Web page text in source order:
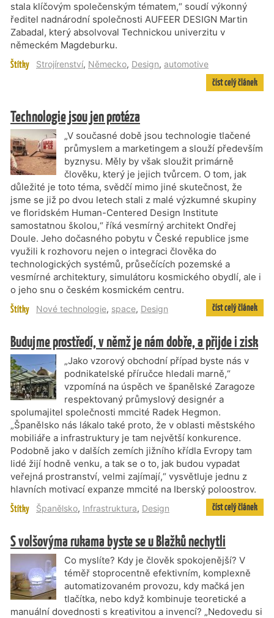
stala klíčovým společenským tématem,“ soudí výkonný
ředitel nadnárodní společnosti AUFEER DESIGN Martin
Zabadal, který absolvoval Technickou univerzitu v
německém Magdeburku.
Štítky Strojírenství, Německo, Design, automotive
číst celý článek
Technologie jsou jen protéza
„V současné době jsou technologie tlačené
průmyslem a marketingem a slouží především
byznysu. Měly by však sloužit primárně
člověku, který je jejich tvůrcem. O tom, jak
důležité je toto téma, svědčí mimo jiné skutečnost, že
jsme se již po dvou letech stali z malé výzkumné skupiny
ve floridském Human-Centered Design Institute
samostatnou školou,“ říká vesmírný architekt Ondřej
Doule. Jeho dočasného pobytu v České republice jsme
využili k rozhovoru nejen o integraci člověka do
technologických systémů, průsečících pozemské a
vesmírné architektury, simulátoru kosmického obydlí, ale i
o jeho snu o českém kosmickém centru.
Štítky Nové technologie, space, Design číst celý článek
Budujme prostředí, v němž je nám dobře, a přijde i zisk
„Jako vzorový obchodní případ byste nás v
podnikatelské příručce hledali marně,“
vzpomíná na úspěch ve španělské Zaragoze
respektovaný průmyslový designér a
spolumajitel společnosti mmcité Radek Hegmon.
„Španělsko nás lákalo také proto, že v oblasti městského
mobiliáře a infrastruktury je tam největší konkurence.
Podobně jako v dalších zemích jižního křídla Evropy tam
lidé žijí hodně venku, a tak se o to, jak budou vypadat
veřejná prostranství, velmi zajímají,“ vysvětluje jednu z
hlavních motivací expanze mmcité na Iberský poloostrov.
Štítky Španělsko, Infrastruktura, Design číst celý článek
S volšovýma rukama byste se u Blažků nechytli
Co myslíte? Kdy je člověk spokojenější? V
téměř stoprocentně efektivním, komplexně
automatizovaném provozu, kdy mačká jen
tlačítka, nebo když kombinuje teoretické a
manuální dovednosti s kreativitou a invencí? „Nedovedu si